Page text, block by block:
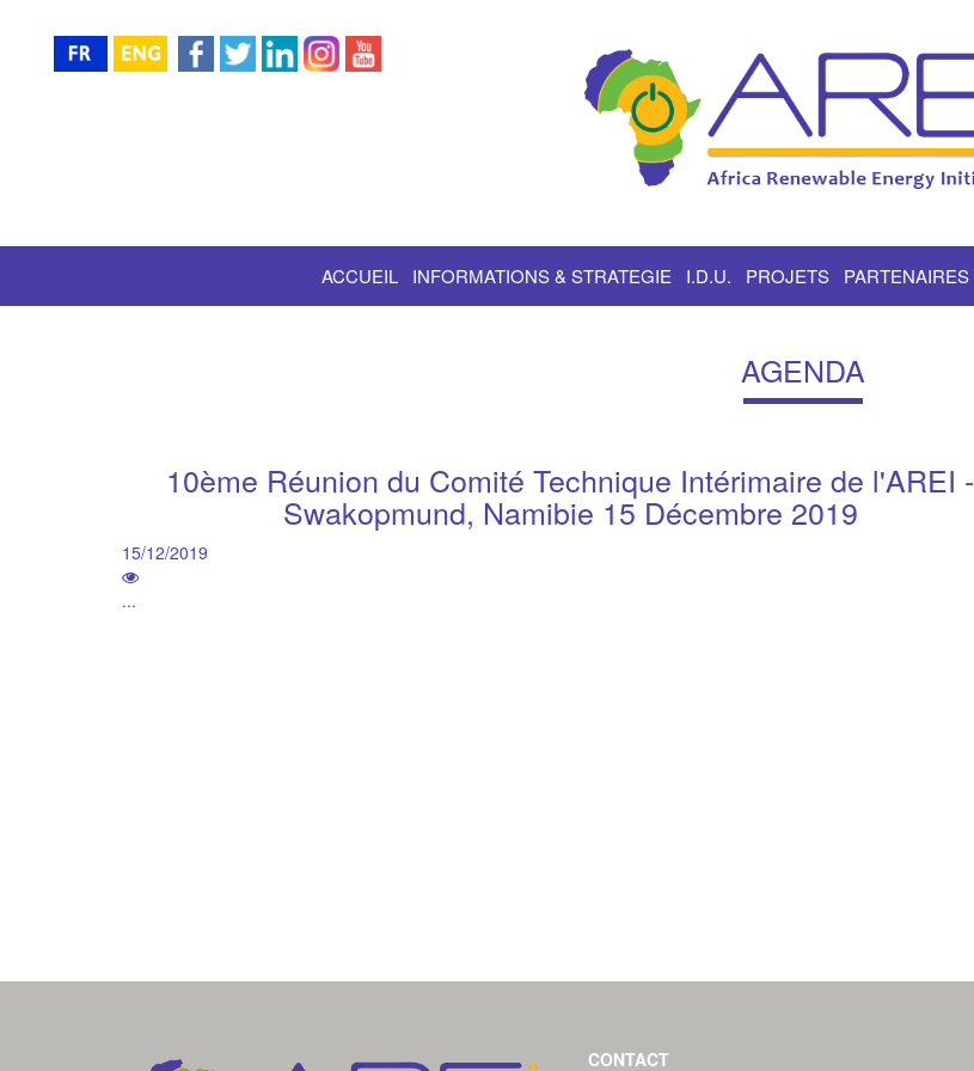
ACCUEIL INFORMATIONS & STRATEGIE I.D.U. PROJETS PARTENAIRES
AGENDA
10ème Réunion du Comité Technique Intérimaire de l'AREI -
Swakopmund, Namibie 15 Décembre 2019
15/12/2019
...
CONTACT